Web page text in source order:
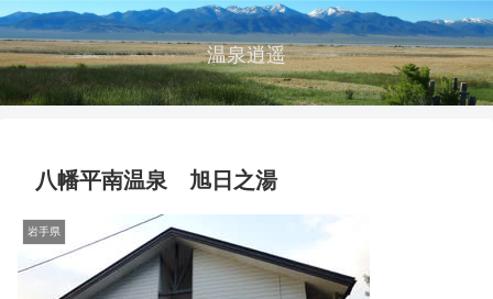
温泉逍遥
八幡平南温泉 旭日之湯
岩手県